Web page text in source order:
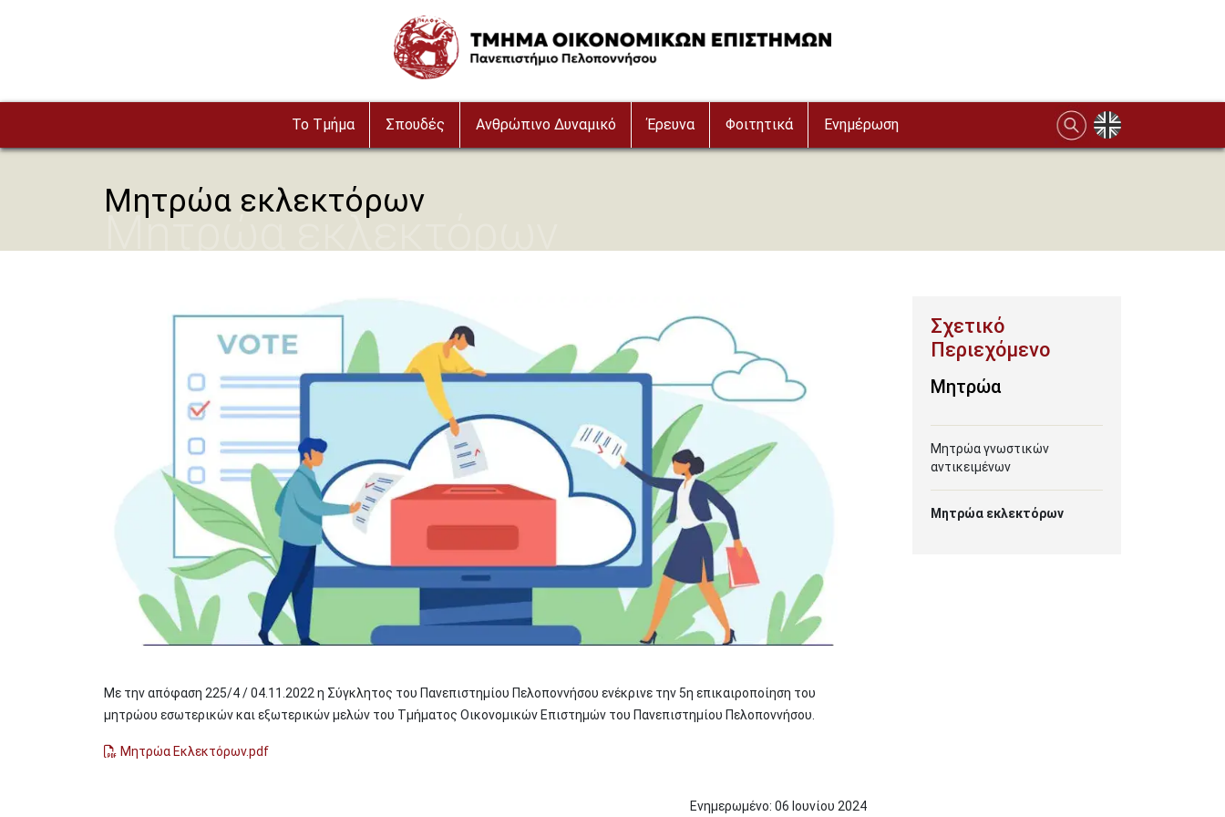
Image
To Τμήμα Σπουδές Ανθρώπινο Δυναμικό Έρευνα Φοιτητικά Ενημέρωση
Μητρώα εκλεκτόρων
Μητρώα εκλεκτόρων
Με την απόφαση 225/4 / 04.11.2022 η Σύγκλητος του Πανεπιστημίου Πελοποννήσου ενέκρινε την 5η επικαιροποίηση του
μητρώου εσωτερικών και εξωτερικών μελών του Τμήματος Οικονομικών Επιστημών του Πανεπιστημίου Πελοποννήσου.
Μητρώα Εκλεκτόρων.pdf
Ενημερωμένο: 06 Ιουνίου 2024
Μητρώα
Μητρώα γνωστικών
αντικειμένων
Μητρώα εκλεκτόρων